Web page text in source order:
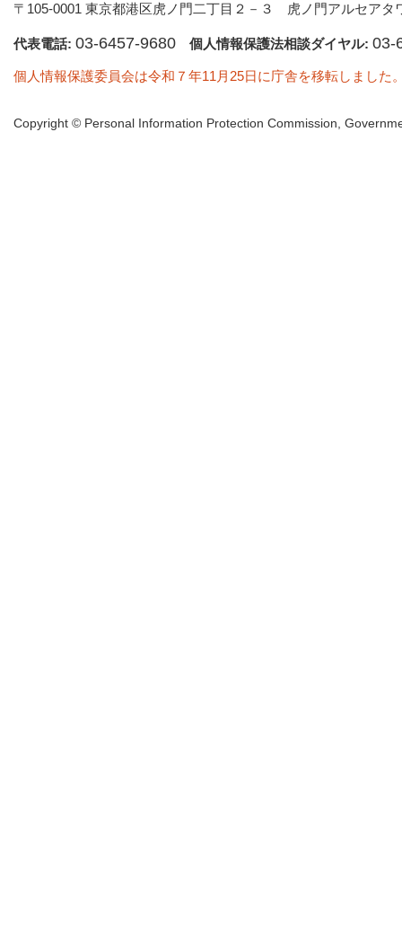
〒105-0001 東京都港区虎ノ門二丁目２－３ 虎ノ門アルセアタ
代表電話: 03-6457-9680 個人情報保護法相談ダイヤル: 03-
個人情報保護委員会は令和７年11月25日に庁舎を移転しました
Copyright © Personal Information Protection Commission,